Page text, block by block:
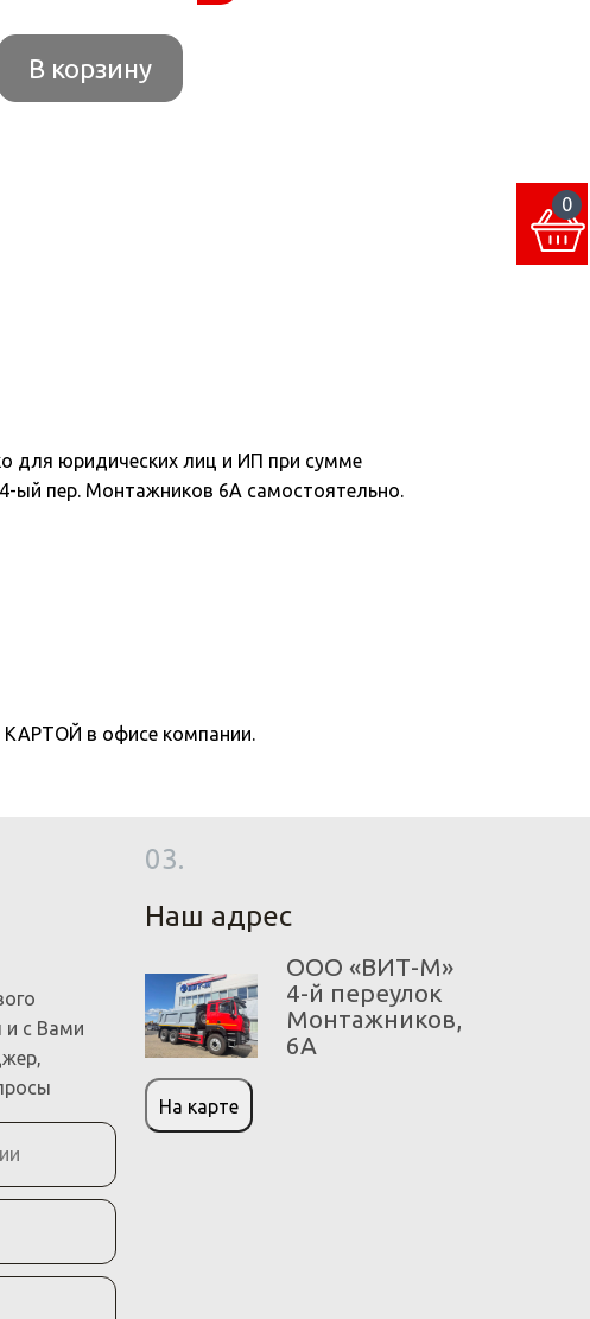
В корзину
для юридических лиц и ИП при сумме
ый пер. Монтажников 6А самостоятельно.
в офисе компании.
и с Вами
03.
Наш адрес
ООО «ВИТ-М»
4-й переулок
Монтажников,
6А
На карте
0